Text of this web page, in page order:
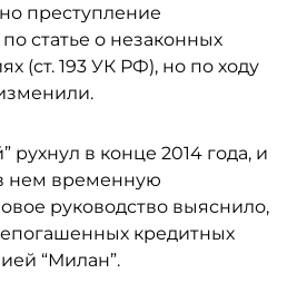
преступление
статье о незаконных
(ст. 193 УК РФ), но по ходу
рухнул в конце 2014 года, и
нем временную
руководство выяснило,
кредитных
“Милан”.